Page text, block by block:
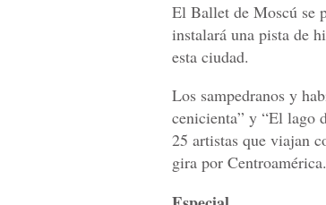
El Ballet de Moscú se
instalará una pista de
esta ciudad.
Los sampedranos y
cenicienta” y “El lago
25 artistas que viajan
gira por Centroamérica.